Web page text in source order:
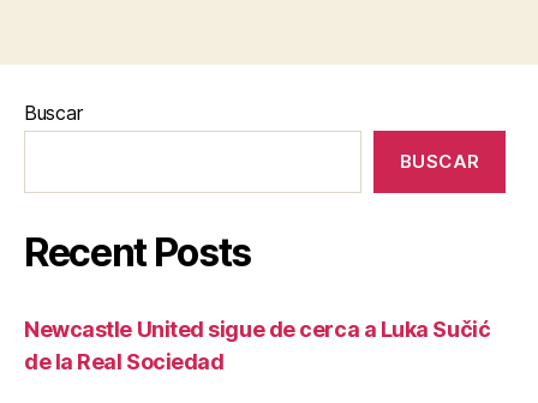
Buscar
BUSCAR
Recent Posts
Newcastle United sigue de cerca a Luka Sučić
de la Real Sociedad